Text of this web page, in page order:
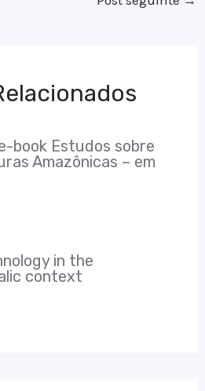
book Estudos sobre
Amazônicas – em
in the
context